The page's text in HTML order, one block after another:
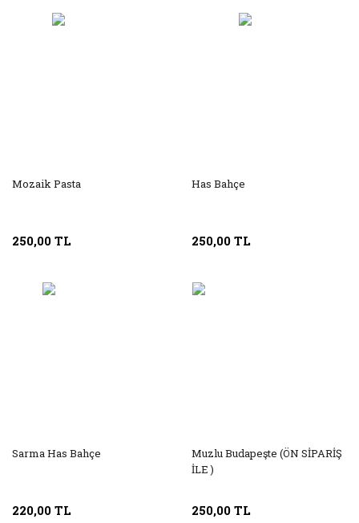
Mozaik Pasta
250,00 TL
Has Bahçe
250,00 TL
Sarma Has Bahçe
220,00 TL
Muzlu Budapeşte (ÖN SİPARİŞ
İLE )
250,00 TL